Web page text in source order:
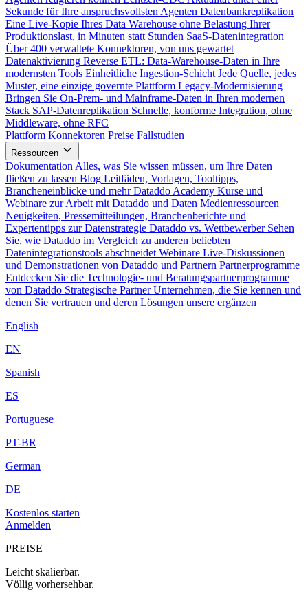
Sekunde für Ihre anspruchsvollsten Agenten Datenbankreplikation
Eine Live-Kopie Ihres Data Warehouse ohne Belastung Ihrer
Produktionslast, in Minuten statt Stunden SaaS-Datenintegration
Über 400 verwaltete Konnektoren, von uns gewartet
Datenaktivierung Reverse ETL: Data-Warehouse-Daten in Ihre
modernsten Tools Einheitliche Ingestion-Schicht Jede Quelle, jedes
Muster, eine einzige governte Plattform Legacy-Modernisierung
Bringen Sie On-Prem- und Mainframe-Daten in Ihren modernen
Stack SAP-Datenreplikation Schnelle, konforme Integration, ohne
Middleware, ohne RFC
Plattform Konnektoren Preise Fallstudien
Ressourcen
Dokumentation Alles, was Sie wissen müssen, um Ihre Daten
fließen zu lassen Blog Leitfäden, Vorlagen, Tooltipps,
Brancheneinblicke und mehr Dataddo Academy Kurse und
Webinare zur Arbeit mit Dataddo und Daten Medienressourcen
Neuigkeiten, Pressemitteilungen, Branchenberichte und
Expertentipps zur Datenstrategie Dataddo vs. Wettbewerber Sehen
Sie, wie Dataddo im Vergleich zu anderen beliebten
Datenintegrationstools abschneidet Webinare Live-Diskussionen
und Demonstrationen von Dataddo und Partnern Partnerprogramme
Entdecken Sie die Technologie- und Beratungspartnerprogramme
von Dataddo Strategische Partner Unternehmen, die Sie kennen und
denen Sie vertrauen und deren Lösungen unsere ergänzen
English
EN
Spanish
ES
Portuguese
PT-BR
German
DE
Kostenlos starten
Anmelden
PREISE
Leicht skalierbar.
Völlig vorhersehbar.